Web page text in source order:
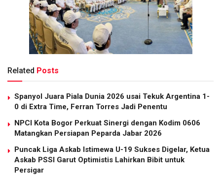
Related Posts
Spanyol Juara Piala Dunia 2026 usai Tekuk Argentina 1-
0 di Extra Time, Ferran Torres Jadi Penentu
NPCI Kota Bogor Perkuat Sinergi dengan Kodim 0606
Matangkan Persiapan Peparda Jabar 2026
Puncak Liga Askab Istimewa U-19 Sukses Digelar, Ketua
Askab PSSI Garut Optimistis Lahirkan Bibit untuk
Persigar